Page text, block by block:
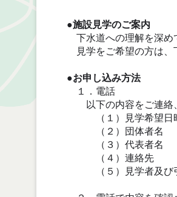
●施設見学のご案内
下水道への理解を深め
見学をご希望の方は、
●お申し込み方法
１．電話
以下の内容をご連絡
（１）見学希望日
（２）団体者名
（３）代表者名
（４）連絡先
（５）見学者及び